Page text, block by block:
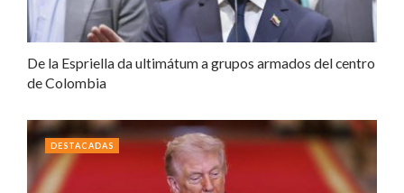
De la Espriella da ultimátum a grupos armados del centro
de Colombia
DESTACADAS